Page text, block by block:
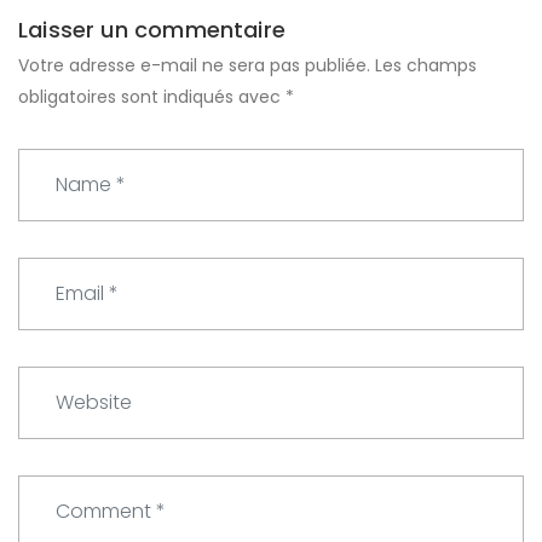
Laisser un commentaire
Votre adresse e-mail ne sera pas publiée. Les champs
obligatoires sont indiqués avec *
m
e
a
i
b
s